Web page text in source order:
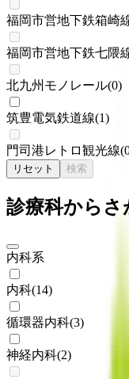
福岡市営地下鉄箱崎
福岡市営地下鉄七隈
北九州モノレール(0)
筑豊電気鉄道線(1)
門司港レトロ観光線(
リセット 検索
診療科からさ
内科系
内科(14)
循環器内科(3)
神経内科(2)